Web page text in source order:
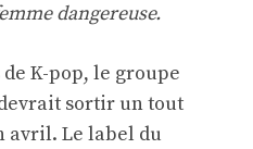
dangereuse.
K-pop, le groupe
sortir un tout
avril. Le label du